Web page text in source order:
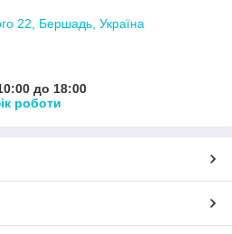
22, Бершадь, Україна
до 18:00
роботи